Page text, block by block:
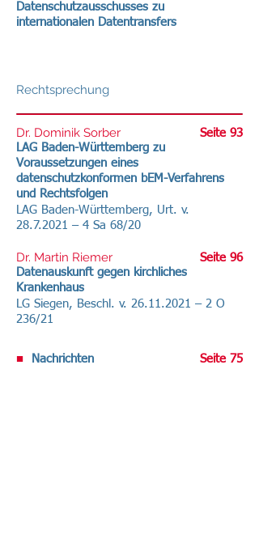
Datenschutzausschusses zu
internationalen Datentransfers
Rechtsprechung
Dr. Dominik Sorber
LAG Baden-Württemberg zu
Voraussetzungen eines
datenschutzkonformen bEM-Verfahrens
und Rechtsfolgen
Seite 93
LAG Baden-Württemberg, Urt. v.
28.7.2021 – 4 Sa 68/20
Dr. Martin Riemer
Datenauskunft gegen kirchliches
Krankenhaus
Seite 96
LG Siegen, Beschl. v. 26.11.2021 – 2 O
236/21
■
Nachrichten
Seite 75